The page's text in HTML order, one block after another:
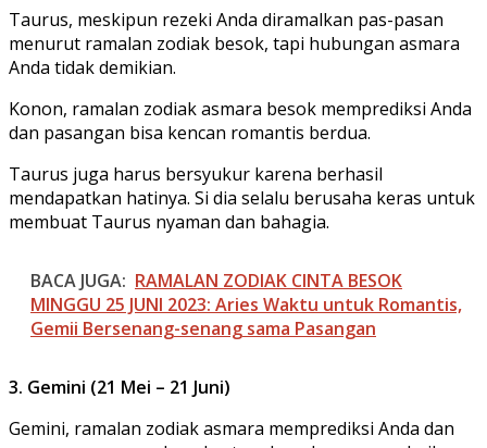
Taurus, meskipun rezeki Anda diramalkan pas-pasan
menurut ramalan zodiak besok, tapi hubungan asmara
Anda tidak demikian.
Konon, ramalan zodiak asmara besok memprediksi Anda
dan pasangan bisa kencan romantis berdua.
Taurus juga harus bersyukur karena berhasil
mendapatkan hatinya. Si dia selalu berusaha keras untuk
membuat Taurus nyaman dan bahagia.
BACA JUGA: RAMALAN ZODIAK CINTA BESOK
MINGGU 25 JUNI 2023: Aries Waktu untuk Romantis,
Gemii Bersenang-senang sama Pasangan
3. Gemini (21 Mei – 21 Juni)
Gemini, ramalan zodiak asmara memprediksi Anda dan